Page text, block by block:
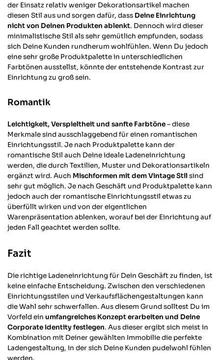
der Einsatz relativ weniger Dekorationsartikel machen
diesen Stil aus und sorgen dafür, dass Deine Einrichtung
nicht von Deinen Produkten ablenkt. Dennoch wird dieser
minimalistische Stil als sehr gemütlich empfunden, sodass
sich Deine Kunden rundherum wohlfühlen. Wenn Du jedoch
eine sehr große Produktpalette in unterschiedlichen
Farbtönen ausstellst, könnte der entstehende Kontrast zur
Einrichtung zu groß sein.
Romantik
Leichtigkeit, Verspieltheit und sanfte Farbtöne– diese
Merkmale sind ausschlaggebend für einen romantischen
Einrichtungsstil. Je nach Produktpalette kann der
romantische Stil auch Deine ideale Ladeneinrichtung
werden, die durch Textilien, Muster und Dekorationsartikeln
ergänzt wird. Auch Mischformen mit dem Vintage Stilsind
sehr gut möglich. Je nach Geschäft und Produktpalette kann
jedoch auch der romantische Einrichtungsstil etwas zu
überfüllt wirken und von der eigentlichen
Warenpräsentation ablenken, worauf bei der Einrichtung auf
jeden Fall geachtet werden sollte.
Fazit
Die richtige Ladeneinrichtung für Dein Geschäft zu finden, ist
keine einfache Entscheidung. Zwischen den verschiedenen
Einrichtungsstilen und Verkaufsflächengestaltungen kann
die Wahl sehr schwerfallen. Aus diesem Grund solltest Du im
Vorfeld ein umfangreiches Konzept erarbeiten und Deine
Corporate Identity festlegen. Aus dieser ergibt sich meist in
Kombination mit Deiner gewählten Immobilie die perfekte
Ladengestaltung, in der sich Deine Kunden pudelwohl fühlen
werden.